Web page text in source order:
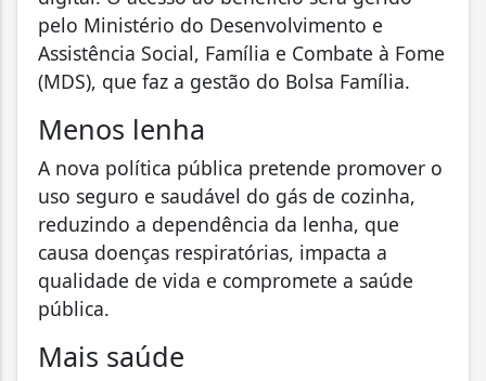
pelo Ministério do Desenvolvimento e
Assistência Social, Família e Combate à Fome
(MDS), que faz a gestão do Bolsa Família.
Menos lenha
A nova política pública pretende promover o
uso seguro e saudável do gás de cozinha,
reduzindo a dependência da lenha, que
causa doenças respiratórias, impacta a
qualidade de vida e compromete a saúde
pública.
Mais saúde